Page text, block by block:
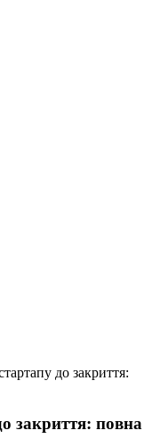
до закриття:
закриття: повна